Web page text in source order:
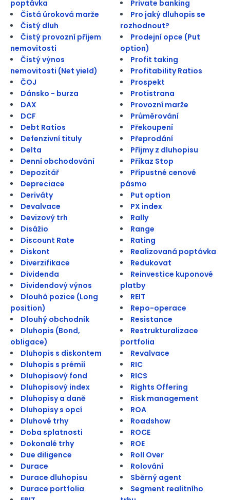
poptávka
Čistá úroková marže
Čistý dluh
Čistý provozní příjem
nemovitosti
Čistý výnos
nemovitosti (Net yield)
ČOJ
Dánsko - burza
DAX
DCF
Debt Ratios
Defenzivní tituly
Delta
Denní obchodování
Depozitář
Depreciace
Deriváty
Devalvace
Devizový trh
Disážio
Discount Rate
Diskont
Diverzifikace
Dividenda
Dividendový výnos
Dlouhá pozice (Long
position)
Dlouhý obchodník
Dluhopis (Bond,
obligace)
Dluhopis s diskontem
Dluhopis s prémií
Dluhopisový fond
Dluhopisový index
Dluhopisy a daně
Dluhopisy s opcí
Dluhové trhy
Doba splatnosti
Dokonalé trhy
Due diligence
Durace
Durace dluhopisu
Durace portfolia
Private banking
Pro jaký dluhopis se
rozhodnout?
Prodejní opce (Put
option)
Profit taking
Profitability Ratios
Prospekt
Protistrana
Provozní marže
Průměrování
Překoupení
Přeprodání
Příjmy z dluhopisu
Příkaz Stop
Přípustné cenové
pásmo
Put option
PX index
Rally
Range
Rating
Realizovaná poptávka
Redukovat
Reinvestice kuponové
platby
REIT
Repo-operace
Resistance
Restrukturalizace
portfolia
Revalvace
RIC
RICS
Rights Offering
Risk management
ROA
Roadshow
ROCE
ROE
Roll Over
Rolování
Sběrný agent
Segment realitního